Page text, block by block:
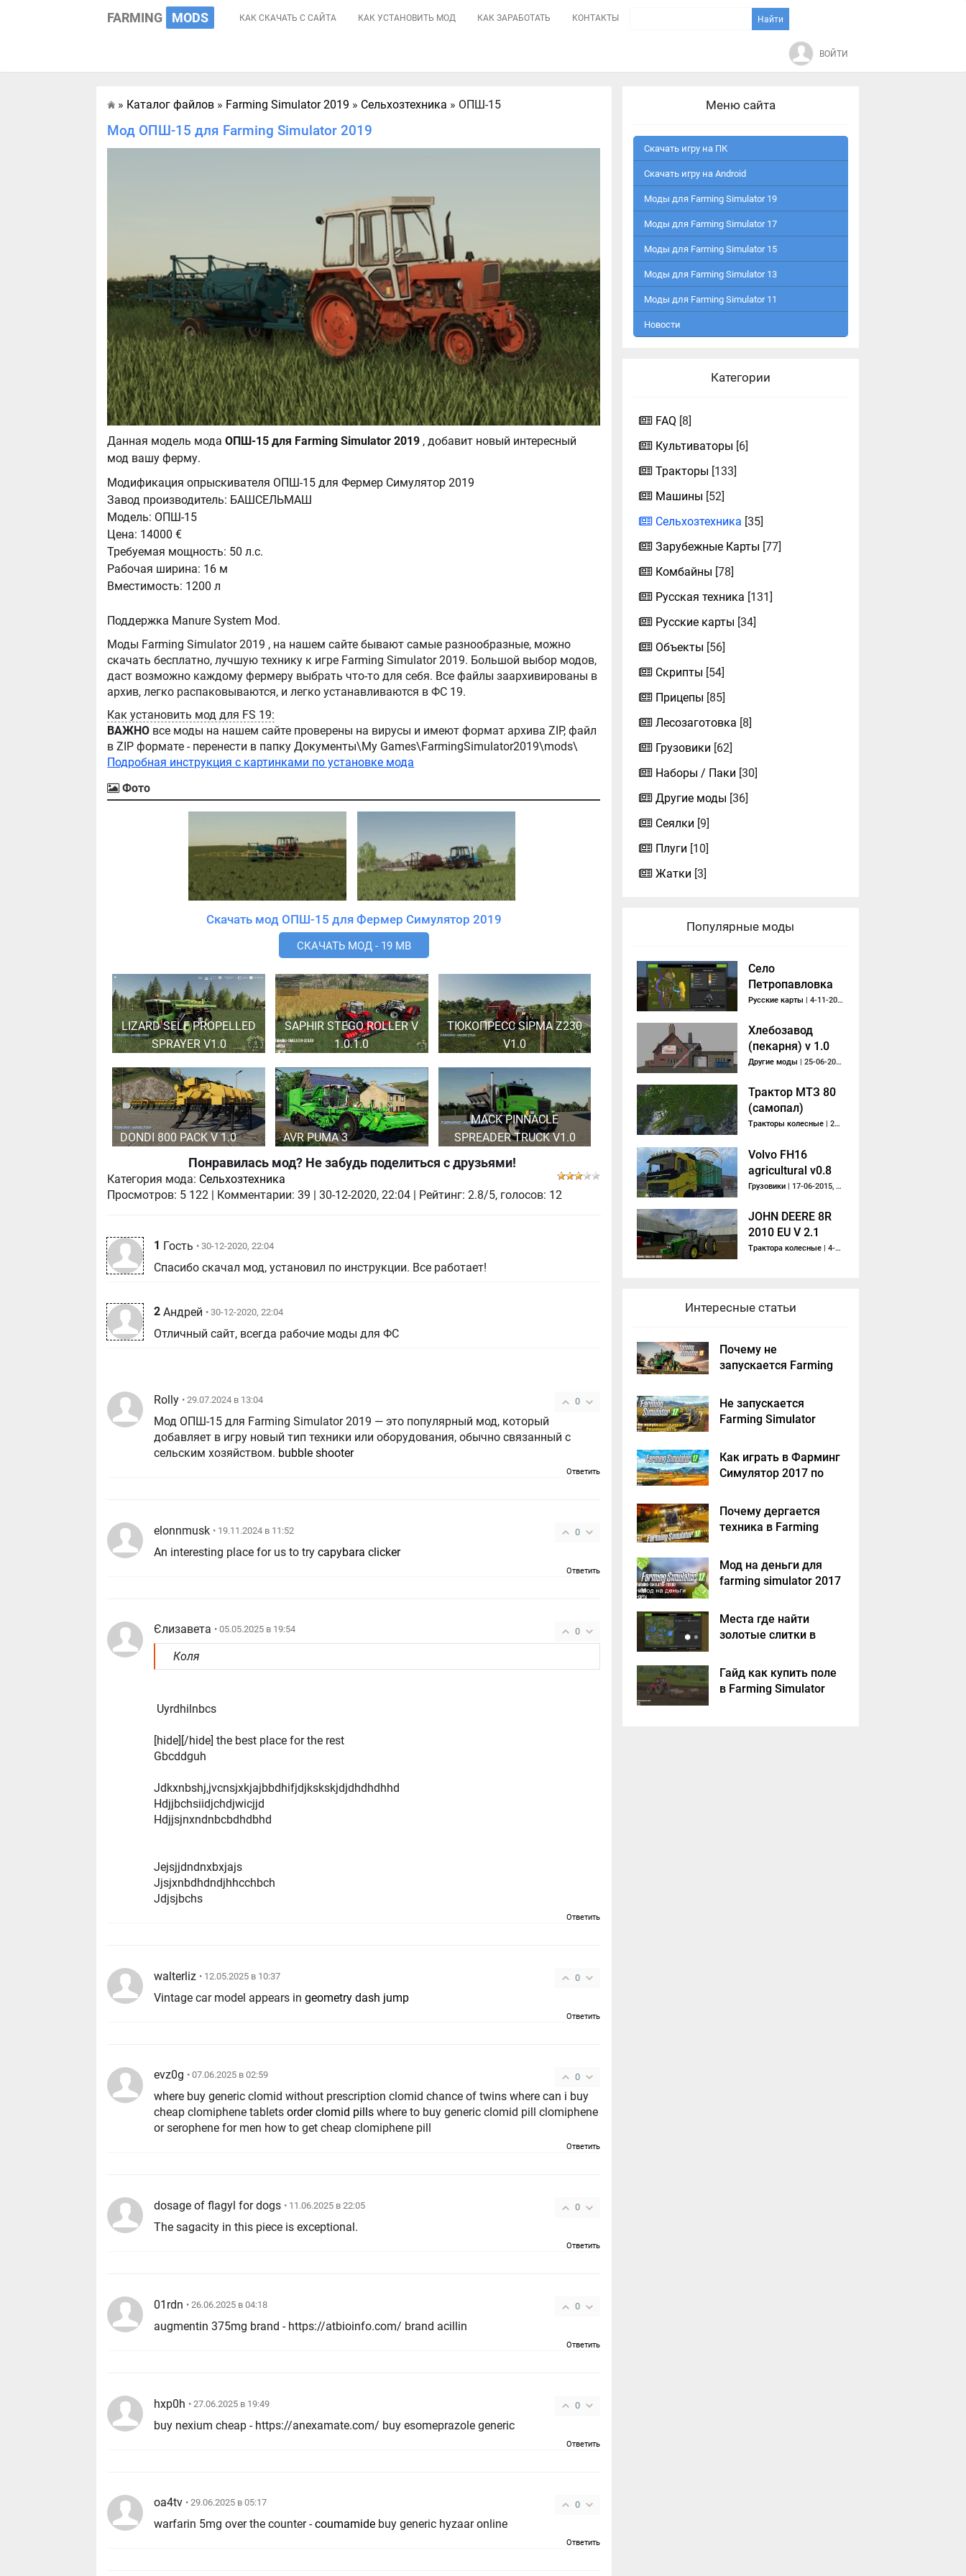
FARMING MODS КАК СКАЧАТЬ С САЙТА КАК УСТАНОВИТЬ МОД КАК ЗАРАБОТАТЬ КОНТАКТЫ
ВОЙТИ
Главная
» Каталог файлов » Farming Simulator 2019 » Сельхозтехника » ОПШ-15
Мод ОПШ-15 для Farming Simulator 2019
Данная модель мода ОПШ-15 для Farming Simulator 2019 , добавит новый интересный
мод вашу ферму.
Модификация опрыскивателя ОПШ-15 для Фермер Симулятор 2019
Завод производитель: БАШСЕЛЬМАШ
Модель: ОПШ-15
Цена: 14000 €
Требуемая мощность: 50 л.с.
Рабочая ширина: 16 м
Вместимость: 1200 л
Поддержка Manure System Mod.
Моды Farming Simulator 2019 , на нашем сайте бывают самые разнообразные, можно
скачать бесплатно, лучшую технику к игре Farming Simulator 2019. Большой выбор модов,
даст возможно каждому фермеру выбрать что-то для себя. Все файлы заархивированы в
архив, легко распаковываются, и легко устанавливаются в ФС 19.
Как установить мод для FS 19:
ВАЖНО все моды на нашем сайте проверены на вирусы и имеют формат архива ZIP, файл
в ZIP формате - перенести в папку Документы\My Games\FarmingSimulator2019\mods\
Подробная инструкция с картинками по установке мода
Фото
Скачать мод ОПШ-15 для Фермер Симулятор 2019
СКАЧАТЬ МОД - 19 MB
LIZARD SELF PROPELLED
SPRAYER V1.0
SAPHIR STEGO ROLLER V
1.0.1.0
ТЮКОПРЕСС SIPMA Z230
V1.0
DONDI 800 PACK V 1.0 AVR PUMA 3
MACK PINNACLE
SPREADER TRUCK V1.0
Понравилась мод? Не забудь поделиться с друзьями!
Категория мода: Сельхозтехника
Просмотров: 5 122 Комментарии: 39 |30-12-2020, 22:04 | Рейтинг: 2.8/5, голосов: 12
1 Гость • 30-12-2020, 22:04
Спасибо скачал мод, установил по инструкции. Все работает!
2 Андрей • 30-12-2020, 22:04
Отличный сайт, всегда рабочие моды для ФС
0
Rolly • 29.07.2024 в 13:04
Мод ОПШ-15 для Farming Simulator 2019 — это популярный мод, который
добавляет в игру новый тип техники или оборудования, обычно связанный с
сельским хозяйством. bubble shooter
Ответить
0
elonnmusk • 19.11.2024 в 11:52
An interesting place for us to trycapybara clicker
Ответить
0
Єлизавета • 05.05.2025 в 19:54
Коля
Uyrdhilnbcs
[hide][/hide] the best place for the rest
Gbcddguh
Jdkxnbshj,jvcnsjxkjajbbdhifjdjkskskjdjdhdhdhhd
Hdjjbchsiidjchdjwicjjd
Hdjjsjnxndnbcbdhdbhd
Jejsjjdndnxbxjajs
Jjsjxnbdhdndjhhcchbch
Jdjsjbchs
Ответить
0
walterliz • 12.05.2025 в 10:37
Vintage car model appears ingeometry dash jump
Ответить
0
evz0g • 07.06.2025 в 02:59
where buy generic clomid without prescription clomid chance of twins where can i buy
cheap clomiphene tabletsorder clomid pills where to buy generic clomid pill clomiphene
or serophene for men how to get cheap clomiphene pill
Ответить
0
dosage of flagyl for dogs • 11.06.2025 в 22:05
The sagacity in this piece is exceptional.
Ответить
0
01rdn • 26.06.2025 в 04:18
augmentin 375mg brand - https://atbioinfo.com/ brand acillin
Ответить
0
hxp0h • 27.06.2025 в 19:49
buy nexium cheap - https://anexamate.com/ buy esomeprazole generic
Ответить
0
oa4tv • 29.06.2025 в 05:17
warfarin 5mg over the counter -coumamide buy generic hyzaar online
Ответить
Меню сайта
Скачать игру на ПК
Скачать игру на Android
Моды для Farming Simulator 19
Моды для Farming Simulator 17
Моды для Farming Simulator 15
Моды для Farming Simulator 13
Моды для Farming Simulator 11
Новости
Категории
FAQ [8]
Культиваторы [6]
Тракторы [133]
Машины [52]
Сельхозтехника [35]
Зарубежные Карты [77]
Комбайны [78]
Русская техника [131]
Русские карты [34]
Объекты [56]
Скрипты [54]
Прицепы [85]
Лесозаготовка [8]
Грузовики [62]
Наборы / Паки [30]
Другие моды [36]
Сеялки [9]
Плуги [10]
Жатки [3]
Популярные моды
Село
Петропавловка
v1.0
Русские карты | 4-11-2020, 14:31
Хлебозавод
(пекарня) v 1.0
Другие моды | 25-06-2017, 12:10
Трактор МТЗ 80
(самопал)
Тракторы колесные | 25-10-2017, 14:03
Volvo FH16
agricultural v0.8
Absetzrahmen
Грузовики | 17-06-2015, 06:27
JOHN DEERE 8R
2010 EU V 2.1
Трактора колесные | 4-01-2019, 23:10
Интересные статьи
Почему не
запускается Farming
решение
Не запускается
Farming Simulator
Как играть в Фарминг
Симулятор 2017 по
Почему дергается
техника в Farming
Мод на деньги для
farming simulator 2017
Места где найти
золотые слитки в
2017?
Гайд как купить поле
в Farming Simulator